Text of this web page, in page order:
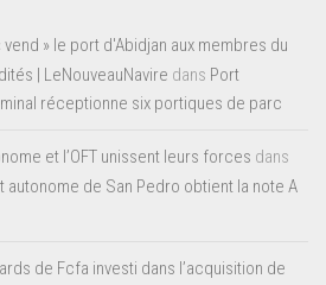
» le port d'Abidjan aux membres du
| LeNouveauNavire dans Port
réceptionne six portiques de parc
et l’OFT unissent leurs forces dans
de San Pedro obtient la note A
de Fcfa investi dans l’acquisition de